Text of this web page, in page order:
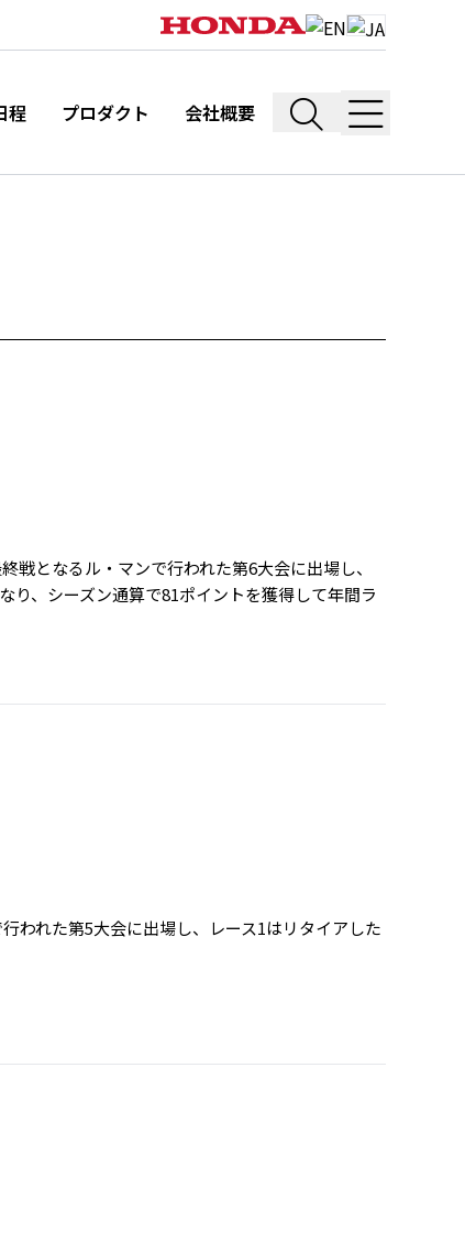
程 プロダクト 会社概要
となるル・マンで行われた第6大会に出場し、
り、シーズン通算で81ポイントを獲得して年間ラ
われた第5大会に出場し、レース1はリタイアした